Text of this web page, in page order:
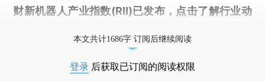
财新机器人产业指数(RII)已发布， 点击了解行业动
本文共计1686字 订阅后继续阅读
登录 后获取已订阅的阅读权限